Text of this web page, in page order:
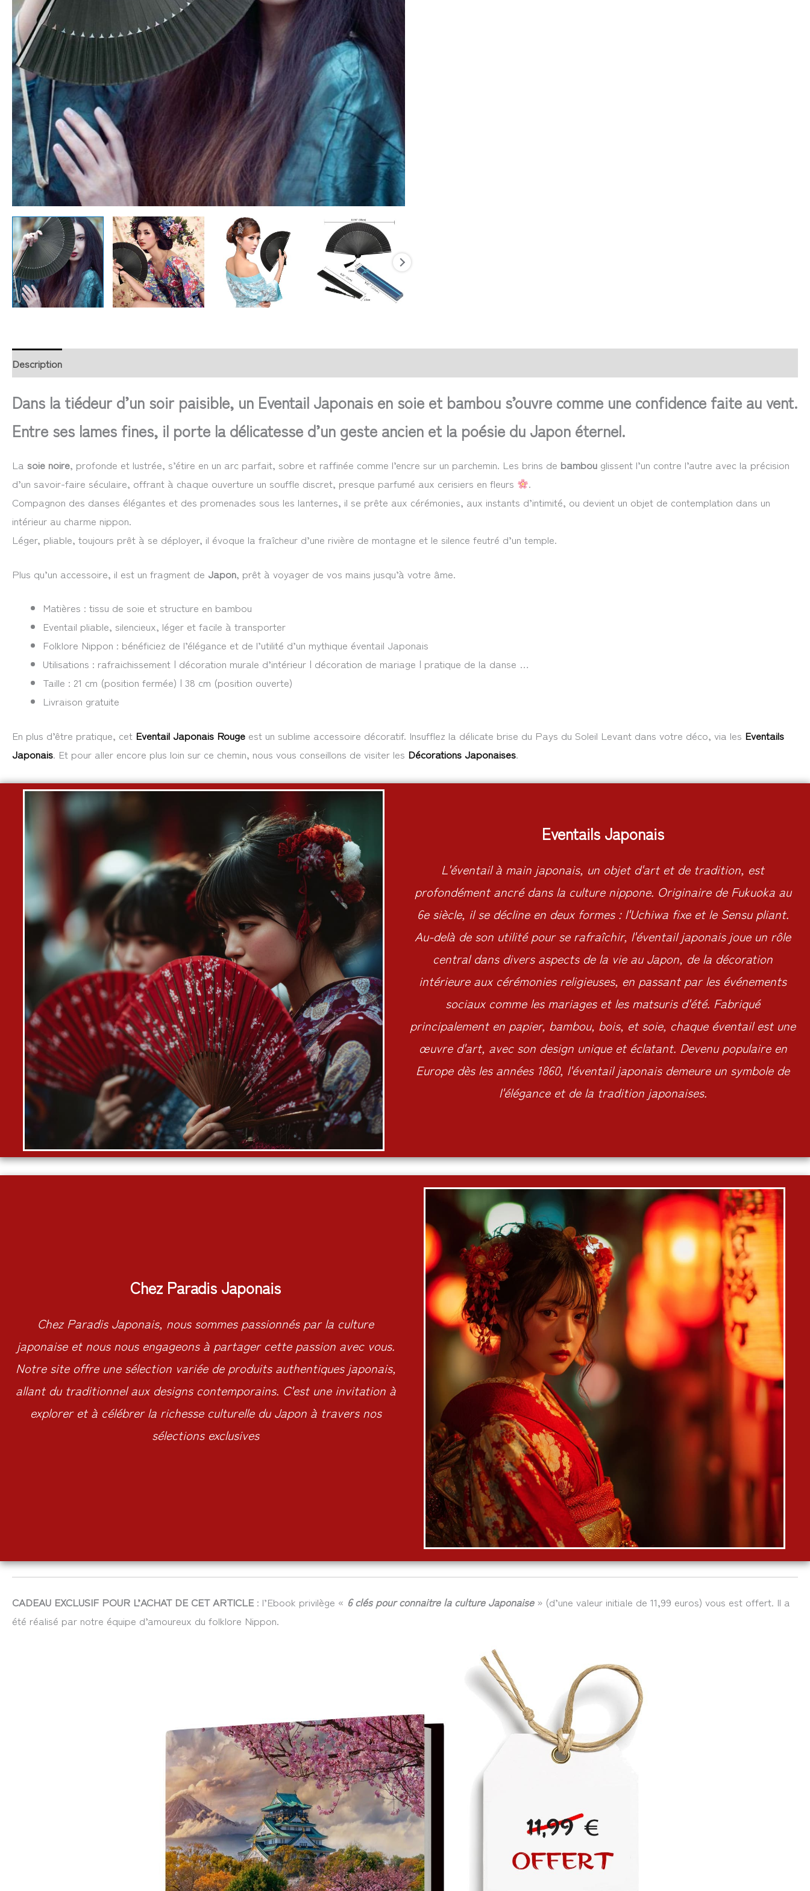
Description
Dans la tiédeur d’un soir paisible, un Eventail Japonais en soie et bambou s’ouvre comme une confidence faite au vent.
Entre ses lames fines, il porte la délicatesse d’un geste ancien et la poésie du Japon éternel.
La soie noire, profonde et lustrée, s’étire en un arc parfait, sobre et raffinée comme l’encre sur un parchemin. Les brins de bambou glissent l’un contre l’autre avec la précision
d’un savoir-faire séculaire, offrant à chaque ouverture un souffle discret, presque parfumé aux cerisiers en fleurs
.
Compagnon des danses élégantes et des promenades sous les lanternes, il se prête aux cérémonies, aux instants d’intimité, ou devient un objet de contemplation dans un
intérieur au charme nippon.
Léger, pliable, toujours prêt à se déployer, il évoque la fraîcheur d’une rivière de montagne et le silence feutré d’un temple.
Plus qu’un accessoire, il est un fragment de Japon, prêt à voyager de vos mains jusqu’à votre âme.
Matières : tissu de soie et structure en bambou
Eventail pliable, silencieux, léger et facile à transporter
Folklore Nippon : bénéficiez de l’élégance et de l’utilité d’un mythique éventail Japonais
Utilisations : rafraichissement | décoration murale d’intérieur | décoration de mariage | pratique de la danse …
Taille : 21 cm (position fermée) | 38 cm (position ouverte)
Livraison gratuite
En plus d’être pratique, cet Eventail Japonais Rouge est un sublime accessoire décoratif. Insufflez la délicate brise du Pays du Soleil Levant dans votre déco, via les Eventails
Japonais. Et pour aller encore plus loin sur ce chemin, nous vous conseillons de visiter les Décorations Japonaises.
Eventails Japonais
L'éventail à main japonais, un objet d'art et de tradition, est
profondément ancré dans la culture nippone. Originaire de Fukuoka au
6e siècle, il se décline en deux formes : l'Uchiwa fixe et le Sensu pliant.
Au-delà de son utilité pour se rafraîchir, l'éventail japonais joue un rôle
central dans divers aspects de la vie au Japon, de la décoration
intérieure aux cérémonies religieuses, en passant par les événements
sociaux comme les mariages et les matsuris d'été. Fabriqué
principalement en papier, bambou, bois, et soie, chaque éventail est une
œuvre d'art, avec son design unique et éclatant. Devenu populaire en
Europe dès les années 1860, l'éventail japonais demeure un symbole de
l'élégance et de la tradition japonaises.
Chez Paradis Japonais
Chez Paradis Japonais, nous sommes passionnés par la culture
japonaise et nous nous engageons à partager cette passion avec vous.
Notre site offre une sélection variée de produits authentiques japonais,
allant du traditionnel aux designs contemporains. C'est une invitation à
explorer et à célébrer la richesse culturelle du Japon à travers nos
sélections exclusives
CADEAU EXCLUSIF POUR L’ACHAT DE CET ARTICLE : l’Ebook privilège « 6 clés pour connaitre la culture Japonaise» (d’une valeur initiale de 11,99 euros) vous est offert. Il a
été réalisé par notre équipe d’amoureux du folklore Nippon.